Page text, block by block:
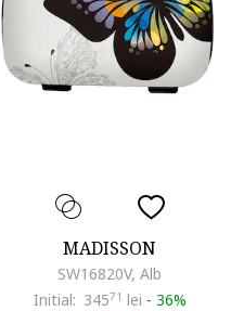
MADISSON
SW16820V, Alb
Initial: 34571 lei - 36%